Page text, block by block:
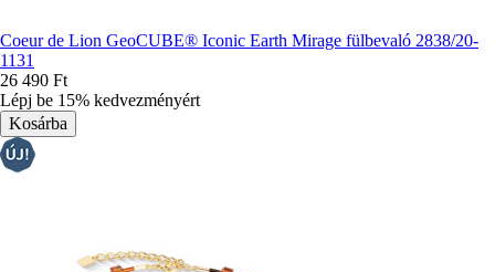
Coeur de Lion GeoCUBE® Iconic Earth Mirage fülbevaló 2838/20-
1131
26 490 Ft
Lépj be 15% kedvezményért